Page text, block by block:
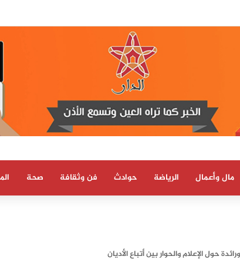
على صحرائه «قرار تاريخي»…
مال وأعمال الرياضة حوادث فن وثقافة صحة
حول الإعلام والحوار بين أتباع الأديان